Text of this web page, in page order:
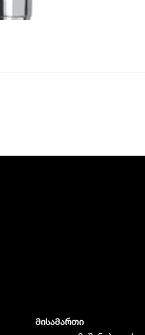
მისამართი